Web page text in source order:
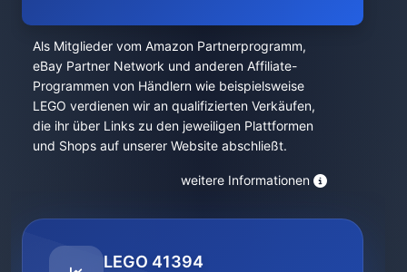
Als Mitglieder vom Amazon Partnerprogramm,
eBay Partner Network und anderen Affiliate-
Programmen von Händlern wie beispielsweise
LEGO verdienen wir an qualifizierten Verkäufen,
die ihr über Links zu den jeweiligen Plattformen
und Shops auf unserer Website abschließt.
weitere Informationen
LEGO 41394